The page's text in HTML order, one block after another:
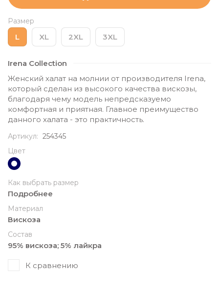
Размер
L XL 2XL 3XL
Irena Collection
Женский халат на молнии от производителя Irena,
который сделан из высокого качества вискозы,
благодаря чему модель непредсказуемо
комфортная и приятная. Главное преимущество
данного халата - это практичность.
Артикул: 254345
Цвет
Как выбрать размер
Подробнее
Материал
Вискоза
Состав
95% вискоза; 5% лайкра
К сравнению